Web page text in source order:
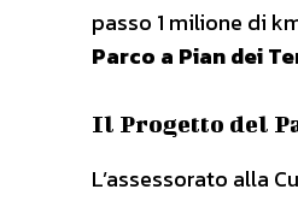
passo 1 milione di
Parco a Pian dei
Il Progetto del
L’assessorato alla